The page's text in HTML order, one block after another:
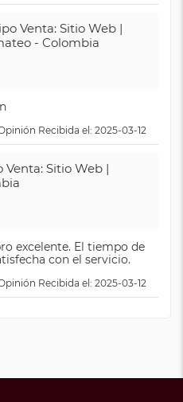
Venta: Sitio Web |
- Colombia
Recibida el: 2025-03-12
Venta: Sitio Web |
excelente. El tiempo de
con el servicio.
Recibida el: 2025-03-12